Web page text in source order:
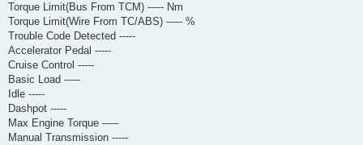
Torque Limit(Bus From TCM) ----- Nm
Torque Limit(Wire From TC/ABS) ----- %
Trouble Code Detected -----
Accelerator Pedal -----
Cruise Control -----
Basic Load -----
Idle -----
Dashpot -----
Max Engine Torque -----
Manual Transmission -----